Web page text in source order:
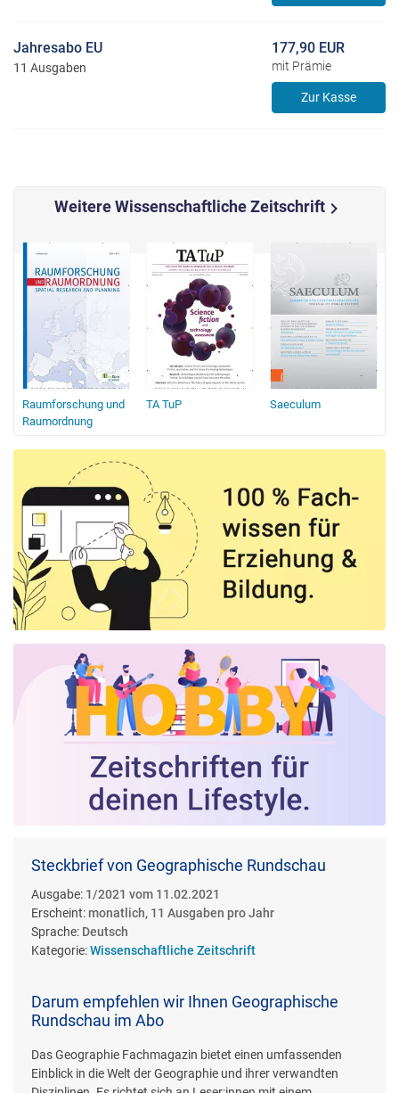
Jahresabo EU
11 Ausgaben
177,90 EUR
mit Prämie
Zur Kasse
Weitere Wissenschaftliche Zeitschriftchevron_right
Raumforschung und
Raumordnung
TA TuP Saeculum
Steckbrief von Geographische Rundschau
Ausgabe: 1/2021 vom 11.02.2021
Erscheint: monatlich, 11 Ausgaben pro Jahr
Sprache: Deutsch
Kategorie:Wissenschaftliche Zeitschrift
Darum empfehlen wir Ihnen Geographische
Rundschau im Abo
Das Geographie Fachmagazin bietet einen umfassenden
Einblick in die Welt der Geographie und ihrer verwandten